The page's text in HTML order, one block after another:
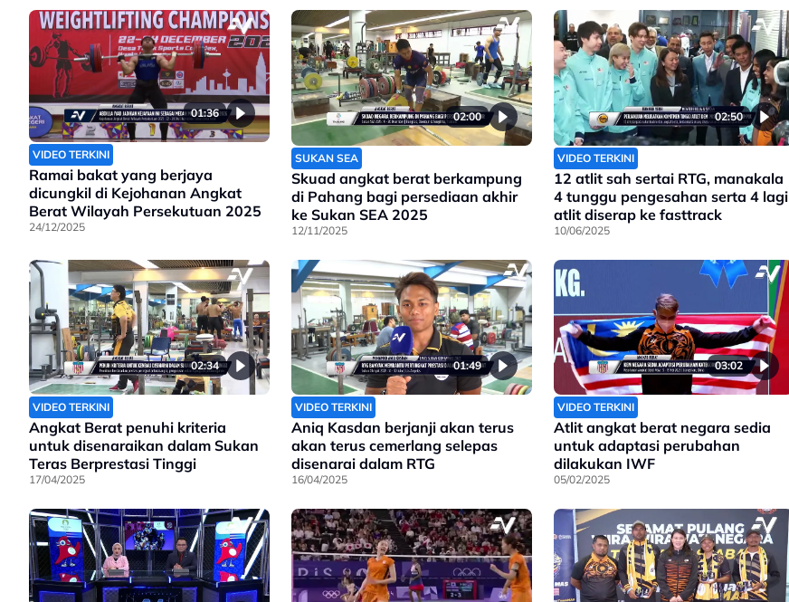
minggu ini.
01:36
VIDEO TERKINI
Ramai bakat yang berjaya
dicungkil di Kejohanan Angkat
Berat Wilayah Persekutuan 2025
24/12/2025
02:00
SUKAN SEA
Skuad angkat berat berkampung
di Pahang bagi persediaan akhir
ke Sukan SEA 2025
12/11/2025
02:50
VIDEO TERKINI
12 atlit sah sertai RTG, manakala
4 tunggu pengesahan serta 4 lagi
atlit diserap ke fasttrack
10/06/2025
02:34
VIDEO TERKINI
Angkat Berat penuhi kriteria
untuk disenaraikan dalam Sukan
Teras Berprestasi Tinggi
17/04/2025
01:49
VIDEO TERKINI
Aniq Kasdan berjanji akan terus
akan terus cemerlang selepas
disenarai dalam RTG
16/04/2025
03:02
VIDEO TERKINI
Atlit angkat berat negara sedia
untuk adaptasi perubahan
dilakukan IWF
05/02/2025